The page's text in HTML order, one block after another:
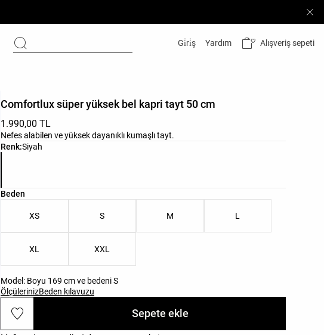
Gi̇ri̇ş Yardım Alışveriş sepeti
Renk:Siyah
Ürün renk listesi
Comfortlux süper yüksek bel kapri tayt 50 cm
1.990,00 TL
Nefes alabilen ve yüksek dayanıklı kumaşlı tayt.
Beden
Ürün beden listesi
XS S M L
XL XXL
Model: Boyu 169 cm ve bedeni S
ÖlçülerinizBeden kılavuzu
Sepete ekle